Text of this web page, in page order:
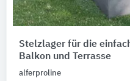
Stelzlager für die
Balkon und Terrasse
alferproline